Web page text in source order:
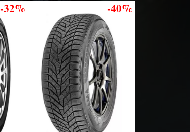
-32% -40%